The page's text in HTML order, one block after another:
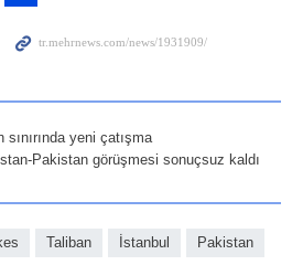
yeni çatışma
Pakistan görüşmesi sonuçsuz kaldı
Taliban İstanbul Pakistan